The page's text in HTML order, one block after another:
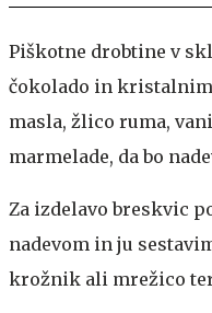
Piškotne drobtine v
čokolado in
masla, žlico ruma,
marmelade, da bo
Za izdelavo breskvic
nadevom in ju
krožnik ali mrežico ter